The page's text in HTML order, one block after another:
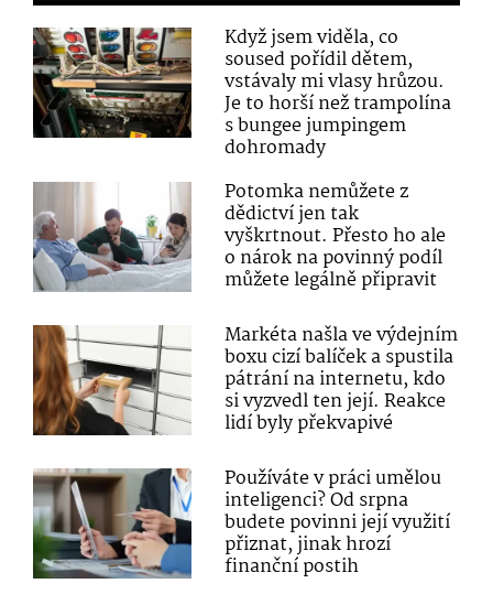
Když jsem viděla, co
soused pořídil dětem,
vstávaly mi vlasy hrůzou.
Je to horší než trampolína
s bungee jumpingem
dohromady
Potomka nemůžete z
dědictví jen tak
vyškrtnout. Přesto ho ale
o nárok na povinný podíl
můžete legálně připravit
Markéta našla ve výdejním
boxu cizí balíček a spustila
pátrání na internetu, kdo
si vyzvedl ten její. Reakce
lidí byly překvapivé
Používáte v práci umělou
inteligenci? Od srpna
budete povinni její využití
přiznat, jinak hrozí
finanční postih